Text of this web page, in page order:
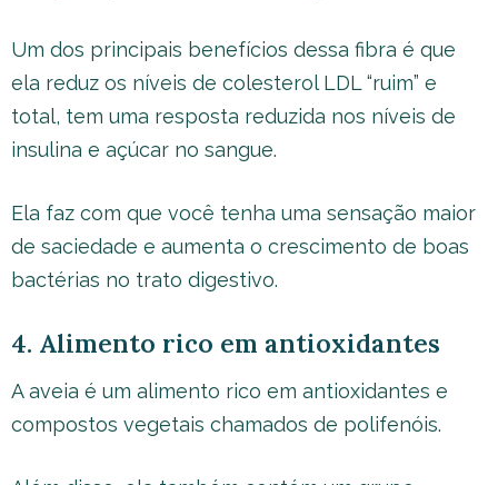
Um dos principais benefícios dessa fibra é que
ela reduz os níveis de colesterol LDL “ruim” e
total, tem uma resposta reduzida nos níveis de
insulina e açúcar no sangue.
Ela faz com que você tenha uma sensação maior
de saciedade e aumenta o crescimento de boas
bactérias no trato digestivo.
4. Alimento rico em antioxidantes
A aveia é um alimento rico em antioxidantes e
compostos vegetais chamados de polifenóis.